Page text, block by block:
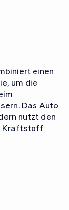
einen
um die
Das Auto
nutzt den
Kraftstoff